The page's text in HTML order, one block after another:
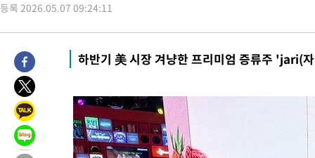
3시간 전 >손흥민, 5경기 연속골 실패…LAFC는 승부차기 끝 과달라하라 격파
5시간 전 >내일까지 39도 '펄펄'…기상청 "태풍 지나며 폭염 잠시 꺾인다"
-18262초 전 >
'월드컵 탈락 후폭풍' 축구협회…11시간 걸린 초유의 압수수
-17698초 전 >
-16491초 전 >
축구협회, 15년 전 심판 성 접대 파문에 "현재는 내부 지침 준
-15176초 전 >
경찰, '홍명보는 2순위' 결론냈던 스포츠윤리센터도 압수수색
-772초 전 >
[속보]합참 "北 발사체는 단거리탄도미사일…감시·경계태세 강
-520초 전 >
日방위성, 北이 동해로 쏜 발사체는 탄도미사일 가능성
등록 2026.05.07 09:24:11
하반기 美 시장 겨냥한 프리미엄 증류주 'jari(